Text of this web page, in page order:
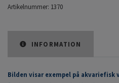
Artikelnummer: 1370
INFORMATION
Bilden visar exempel på akvariefisk